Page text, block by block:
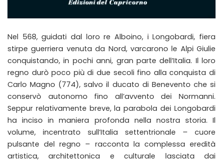
Nel 568, guidati dal loro re Alboino, i Longobardi, fiera
stirpe guerriera venuta da Nord, varcarono le Alpi Giulie
conquistando, in pochi anni, gran parte dell’Italia. Il loro
regno durò poco più di due secoli fino alla conquista di
Carlo Magno (774), salvo il ducato di Benevento che si
conservò autonomo fino all’avvento dei Normanni.
Seppur relativamente breve, la parabola dei Longobardi
ha inciso in maniera profonda nella nostra storia. Il
volume, incentrato sull’Italia settentrionale – cuore
pulsante del regno – racconta la complessa eredità
artistica, architettonica e culturale lasciata dai